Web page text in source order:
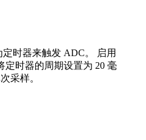
时器来触发 ADC。 启用
定时器的周期设置为 20 毫
采样。